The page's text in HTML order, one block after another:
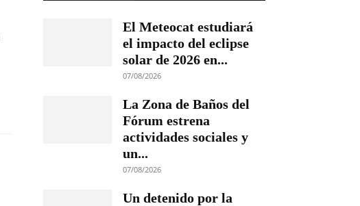
El Meteocat estudiará
el impacto del eclipse
solar de 2026 en...
07/08/2026
La Zona de Baños del
Fórum estrena
actividades sociales y
un...
07/08/2026
Un detenido por la